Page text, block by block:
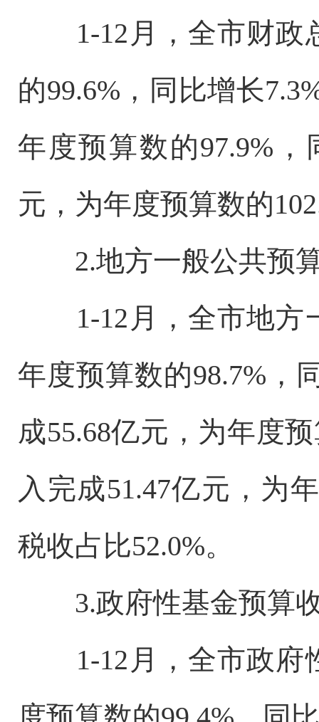
1-12月，全市财政
的99.6%，同比增长
年度预算数的97.9%，
元，为年度预算数的
2.地方一般公共预
1-12月，全市地方
年度预算数的98.7%，
成55.68亿元，为年度
入完成51.47亿元，为
税收占比52.0%。
3.政府性基金预算
1-12月，全市政府